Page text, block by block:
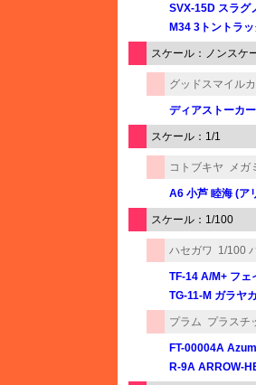
SVX-15D スラグ
M34 3トントラ
スケール：ノンスケ
グッドスマイル
ディアストーカ
スケール：1/1
コトブキヤ メガ
A6 小芦 睦海 (ア
スケール：1/100
ハセガワ 1/100
TF-14 A/M+ フェ
TG-11-M ガラヤ
プラム プラスチ
FT-00004A
R-9A ARROW-